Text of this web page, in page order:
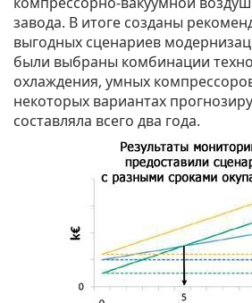
завода. В итоге созданы
выгодных сценариев
были выбраны комбинации
охлаждения, умных
некоторых вариантах
составляла всего два года.